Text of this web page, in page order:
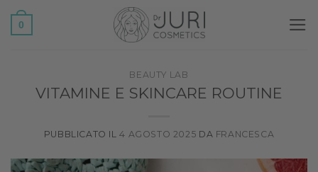
Salta
0
BEAUTY LAB
VITAMINE E SKINCARE ROUTINE
PUBBLICATO IL4 AGOSTO 2025 DA FRANCESCA